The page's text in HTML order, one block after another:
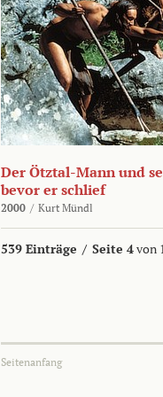
Der Ötztal-Mann und
bevor er schlief
2000 / Kurt Mündl
539 Einträge / Seite 4von
Seitenanfang